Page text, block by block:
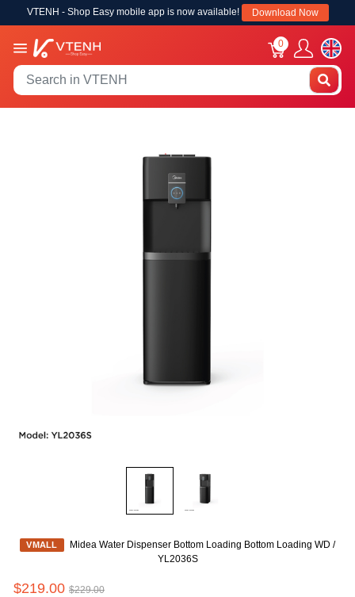
VTENH - Shop Easy mobile app is now available! Download Now
0
VMALL
Midea Water Dispenser Bottom Loading Bottom Loading WD /
YL2036S
$219.00 $229.00